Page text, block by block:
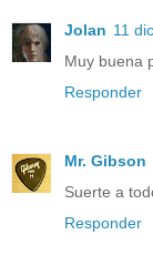
Jolan 11
Muy buena
Responder
Mr. Gibson
Suerte a
Responder